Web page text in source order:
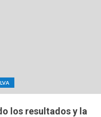
los resultados y la